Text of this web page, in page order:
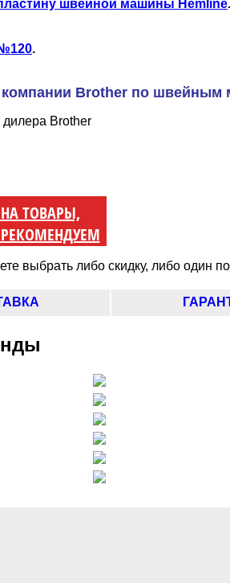
швейной машины Hemline.
.
Brother по швейным
ТОВАРЫ,
выбрать либо скидку, либо один